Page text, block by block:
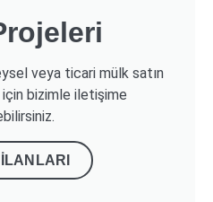
veya ticari mülk satın
için bizimle iletişime